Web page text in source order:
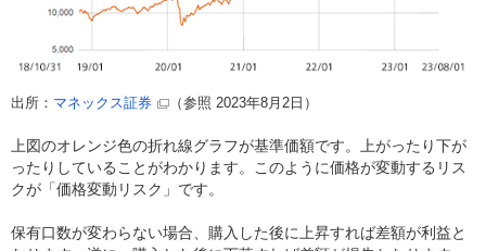
出所： マネックス証券 （参照 2023年8月2日）
上図のオレンジ色の折れ線グラフが基準価額です。上がったり下が
ったりしていることがわかります。このように価格が変動するリス
クが「価格変動リスク」です。
保有口数が変わらない場合、購入した後に上昇すれば差額が利益と